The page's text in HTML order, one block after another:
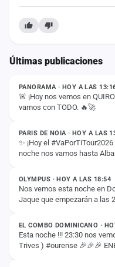
Últimas publicaciones
ESTADO
PANORAMA · HOY A LAS
🚨 ¡Hoy nos vemos en
vamos con TODO. 🔥🚀
ESTADO
PARIS DE NOIA · HOY A LAS
✨ ¡Hoy el
noche nos vamos hasta
ESTADO
OLYMPUS · HOY A LAS 18:54
Nos vemos esta noche en
Jaque que empezarán a las
ESTADO
EL COMBO DOMINICANO ·
Esta noche !!! 23:30 nos
Trives ) #ourense 🎉🎉🎉
ESTADO